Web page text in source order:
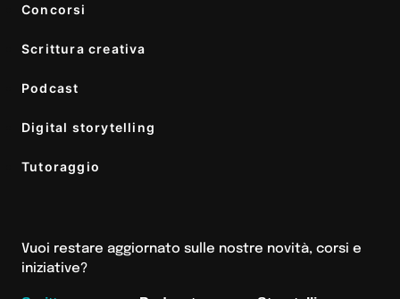
Concorsi
Scrittura creativa
Podcast
Digital storytelling
Tutoraggio
Vuoi restare aggiornato sulle nostre novità, corsi e
iniziative?